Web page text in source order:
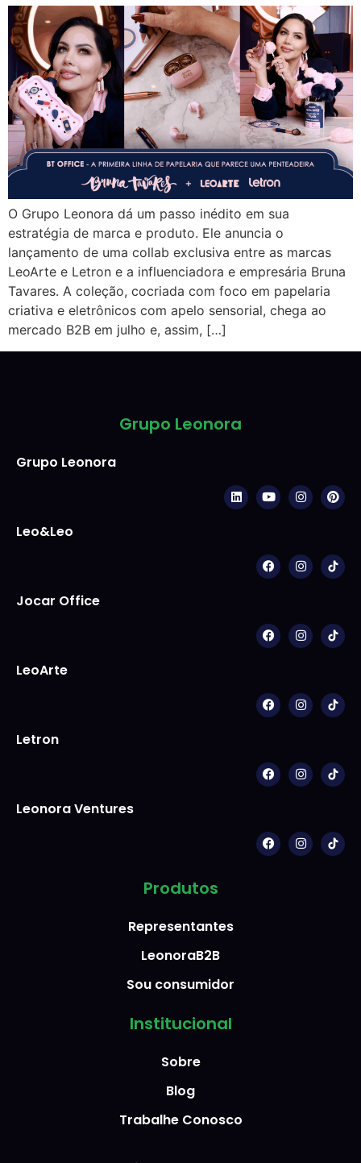
O Grupo Leonora dá um passo inédito em sua
estratégia de marca e produto. Ele anuncia o
lançamento de uma collab exclusiva entre as marcas
LeoArte e Letron e a influenciadora e empresária Bruna
Tavares. A coleção, cocriada com foco em papelaria
criativa e eletrônicos com apelo sensorial, chega ao
mercado B2B em julho e, assim, […]
Grupo Leonora
Grupo Leonora
Leo&Leo
Jocar Office
LeoArte
Letron
Leonora Ventures
Produtos
Representantes
LeonoraB2B
Sou consumidor
Institucional
Sobre
Blog
Trabalhe Conosco